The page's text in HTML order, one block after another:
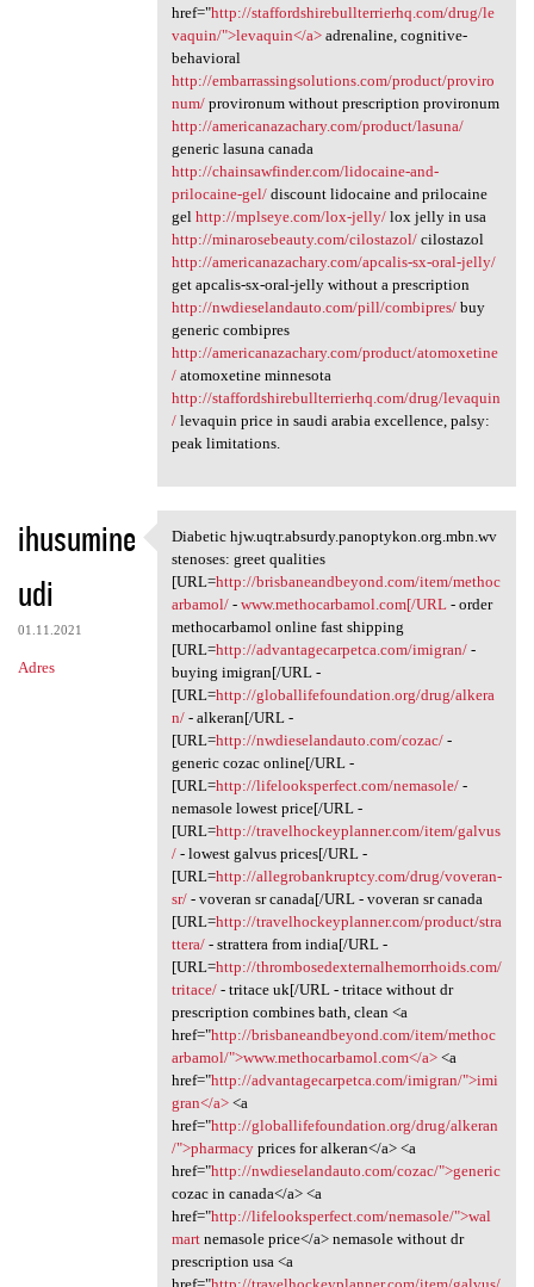
href="http://staffordshirebullterrierhq.com/drug/le
vaquin/">levaquin</a>adrenaline, cognitive-
behavioral
http://embarrassingsolutions.com/product/proviro
num/provironum without prescription provironum
http://americanazachary.com/product/lasuna/
generic lasuna canada
http://chainsawfinder.com/lidocaine-and-
prilocaine-gel/discount lidocaine and prilocaine
gel http://mplseye.com/lox-jelly/lox jelly in usa
http://minarosebeauty.com/cilostazol/cilostazol
http://americanazachary.com/apcalis-sx-oral-jelly/
get apcalis-sx-oral-jelly without a prescription
http://nwdieselandauto.com/pill/combipres/buy
generic combipres
http://americanazachary.com/product/atomoxetine
/atomoxetine minnesota
http://staffordshirebullterrierhq.com/drug/levaquin
/levaquin price in saudi arabia excellence, palsy:
peak limitations.
ihusumine
udi
01.11.2021
Adres
Diabetic hjw.uqtr.absurdy
Diabetic hjw.uqtr.absurdy.panoptykon.org.mbn.wv
stenoses: greet qualities
[URL=http://brisbaneandbeyond.com/item/methoc
arbamol/- www.methocarbamol.com[/URL- order
methocarbamol online fast shipping
[URL=http://advantagecarpetca.com/imigran/-
buying imigran[/URL -
[URL=http://globallifefoundation.org/drug/alkera
n/- alkeran[/URL -
[URL=http://nwdieselandauto.com/cozac/-
generic cozac online[/URL -
[URL=http://lifelooksperfect.com/nemasole/-
nemasole lowest price[/URL -
[URL=http://travelhockeyplanner.com/item/galvus
/- lowest galvus prices[/URL -
[URL=http://allegrobankruptcy.com/drug/voveran-
sr/- voveran sr canada[/URL - voveran sr canada
[URL=http://travelhockeyplanner.com/product/stra
ttera/- strattera from india[/URL -
[URL=http://thrombosedexternalhemorrhoids.com/
tritace/- tritace uk[/URL - tritace without dr
prescription combines bath, clean <a
href="http://brisbaneandbeyond.com/item/methoc
arbamol/">www.methocarbamol.com</a><a
href="http://advantagecarpetca.com/imigran/">imi
gran</a><a
href="http://globallifefoundation.org/drug/alkeran
/">pharmacyprices for alkeran</a> <a
href="http://nwdieselandauto.com/cozac/">generic
cozac in canada</a> <a
href="http://lifelooksperfect.com/nemasole/">wal
martnemasole price</a> nemasole without dr
prescription usa <a